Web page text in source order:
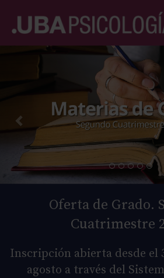
Oferta de Grado.
Cuatrimestre
Inscripción abierta desde el
agosto a través del